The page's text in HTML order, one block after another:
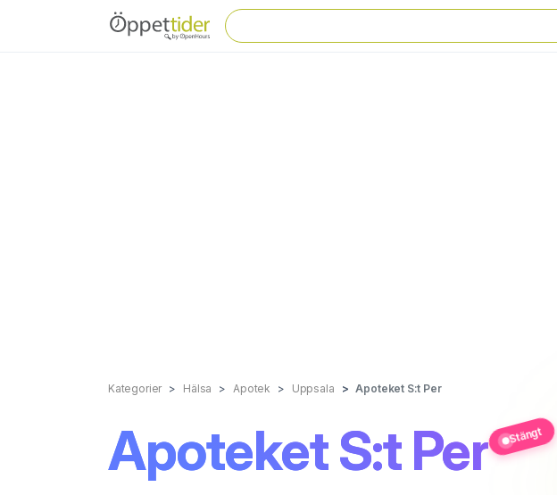
Kategorier Hälsa Apotek Uppsala Apoteket S:t Per
Apoteket S:t Per Stängt